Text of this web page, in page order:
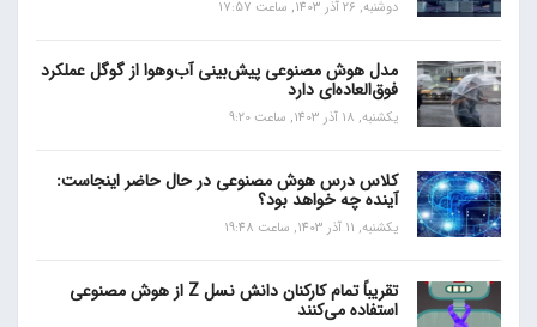
دوشنبه, 26 آذر 1403, ساعت 17:57
مدل هوش مصنوعی پیش‌بینی آب‌و‌هوا از گوگل عملکرد
فوق‌العاده‌ای دارد
یکشنبه, 18 آذر 1403, ساعت 9:20
کلاس درس هوش مصنوعی در حال حاضر اینجاست:
آینده چه خواهد بود؟
یکشنبه, 11 آذر 1403, ساعت 19:48
تقریباً تمام کارکنان دانش نسل Z از هوش مصنوعی
استفاده می‌کنند